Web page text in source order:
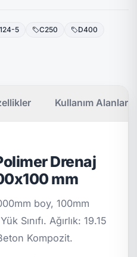
5 C250 D400
Kullanım Alanları
Drenaj
mm
boy, 100mm
Sınıfı. Ağırlık: 19.15
Kompozit.